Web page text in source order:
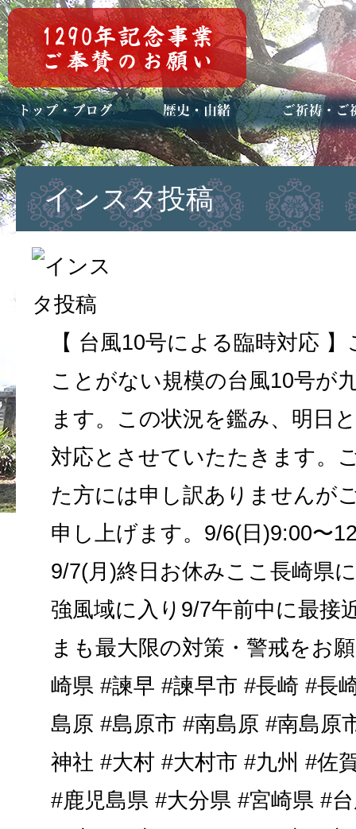
トップページ
ブログ(日々八百万)
お知らせ一覧 歴史・ご祭神
年中行事
メディア掲載 ご祈祷・ご祈
安産祈願
初宮参り
七五三詣
長寿のお祝い
神前結婚式
厄祓い・方位
車のお祓い
地鎮祭
神葬祭（神式
インスタ投稿
【 台風10号による臨時対応
ことがない規模の台風10号が
ます。この状況を鑑み、明日
対応とさせていたたきます。
た方には申し訳ありませんが
申し上げます。9/6(日)9:00〜
9/7(月)終日お休みここ長崎県
強風域に入り9/7午前中に最接
まも最大限の対策・警戒をお
崎県 #諫早 #諫早市 #長崎 #長
島原 #島原市 #南島原 #南島原
神社 #大村 #大村市 #九州 #佐
#鹿児島県 #大分県 #宮崎県 #